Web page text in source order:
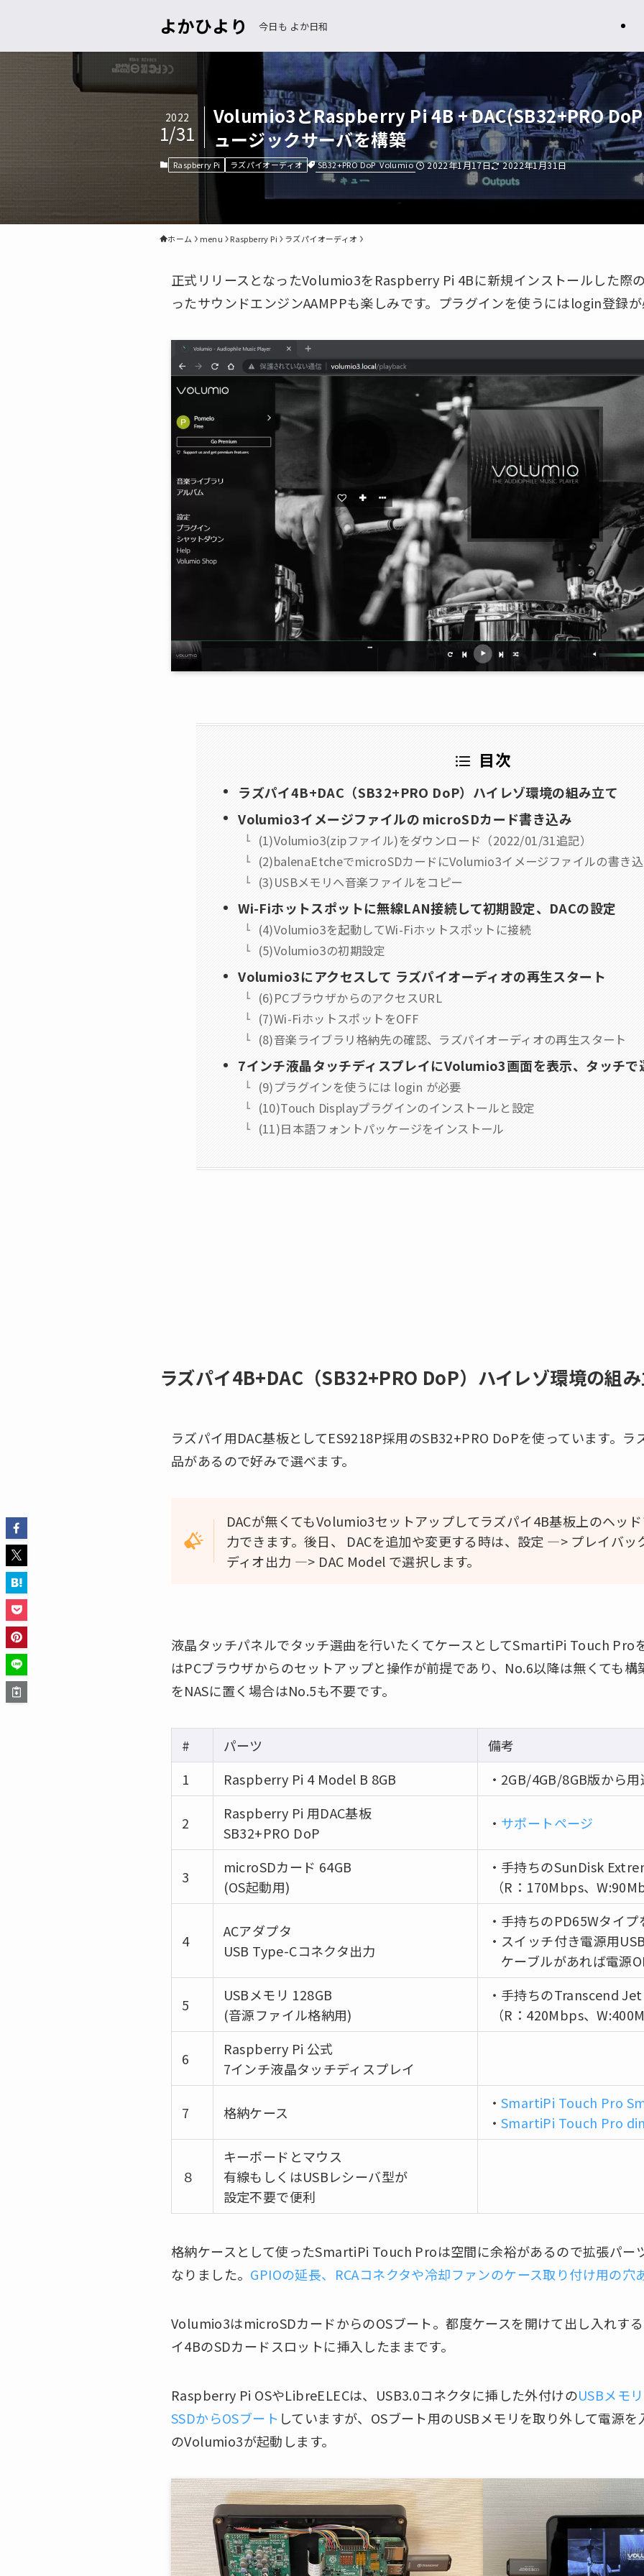
よかひより 今日も よか日和
Volumio3とRaspberry Pi 4B + DAC(SB32+PRO
ュージックサーバを構築
2022
1/31
Raspberry Pi ラズパイオーディオ SB32+PRO DoP Volumio 2022年1月17日 2022年1月31日
ホーム menu Raspberry Pi ラズパイオーディオ
正式リリースとなったVolumio3をRaspberry Pi 4Bに新規インストールした際
ったサウンドエンジンAAMPPも楽しみです。プラグインを使うにはlogin登録
目次
ラズパイ4B+DAC（SB32+PRO DoP）ハイレゾ環境の組み立て
Volumio3イメージファイルの microSDカード書き込み
(1)Volumio3(zipファイル)をダウンロード（2022/01/31追記）
(2)balenaEtcheでmicroSDカードにVolumio3イメージファイルの書き
(3)USBメモリへ音楽ファイルをコピー
Wi-Fiホットスポットに無線LAN接続して初期設定、DACの設定
(4)Volumio3を起動してWi-Fiホットスポットに接続
(5)Volumio3の初期設定
Volumio3にアクセスして ラズパイオーディオの再生スタート
(6)PCブラウザからのアクセスURL
(7)Wi-FiホットスポットをOFF
(8)音楽ライブラリ格納先の確認、ラズパイオーディオの再生スタート
7インチ液晶タッチディスプレイにVolumio3画面を表示、タッチで
(9)プラグインを使うには login が必要
(10)Touch Displayプラグインのインストールと設定
(11)日本語フォントパッケージをインストール
ラズパイ4B+DAC（SB32+PRO DoP）ハイレゾ環境の組
ラズパイ用DAC基板としてES9218P採用のSB32+PRO DoPを使っています。ラ
品があるので好みで選べます。
DACが無くてもVolumio3セットアップしてラズパイ4B基板上のヘッ
力できます。後日、 DACを追加や変更する時は、設定 —> プレイバ
ディオ出力 —> DAC Model で選択します。
液晶タッチパネルでタッチ選曲を行いたくてケースとしてSmartiPi Touch Pro
はPCブラウザからのセットアップと操作が前提であり、No.6以降は無くても
をNASに置く場合はNo.5も不要です。
# パーツ
備考
1
Raspberry Pi 4 Model B 8GB ・2GB/4GB/8GB版から
2
Raspberry Pi 用DAC基板
SB32+PRO DoP
・ サポートページ
3
microSDカード 64GB
(OS起動用)
・手持ちのSunDisk
（R：170Mbps、
4
ACアダプタ
USB Type-Cコネクタ出力
・手持ちのPD65Wタイ
・スイッチ付き電源用
ケーブルがあれば電源
5
USBメモリ 128GB
(音源ファイル格納用)
・手持ちのTranscend
（R：420Mbps、
6
Raspberry Pi 公式
7インチ液晶タッチディスプレイ
7 格納ケース
・ SmartiPi Touch Pro
・ SmartiPi Touch Pro
８
キーボードとマウス
有線もしくはUSBレシーバ型が
設定不要で便利
格納ケースとして使ったSmartiPi Touch Proは空間に余裕があるので拡張パー
なりました。 GPIOの延長、RCAコネクタや冷却ファンのケース取り付け用の穴
Volumio3はmicroSDカードからのOSブート。都度ケースを開けて出し入れす
イ4BのSDカードスロットに挿入したままです。
Raspberry Pi OSやLibreELECは、USB3.0コネクタに挿した外付けのUSBメモ
SSDからOSブート していますが、OSブート用のUSBメモリを取り外して電源
のVolumio3が起動します。